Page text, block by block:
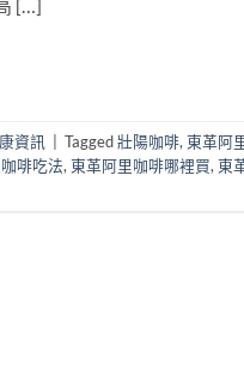
[…]
資訊 Tagged壯陽咖啡, 東革阿
啡吃法, 東革阿里咖啡哪裡買, 東